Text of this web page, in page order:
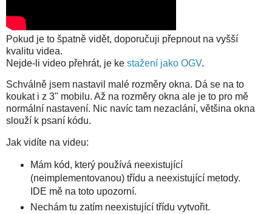
Pokud je to špatně vidět, doporučuji přepnout na vyšší
kvalitu videa.
Nejde-li video přehrát, je ke stažení jako OGV.
Schválně jsem nastavil malé rozměry okna. Dá se na to
koukat i z 3" mobilu. Až na rozměry okna ale je to pro mě
normální nastavení. Nic navíc tam nezaclání, většina okna
slouží k psaní kódu.
Jak vidíte na videu:
Mám kód, který používá neexistující
(neimplementovanou) třídu a neexistující metody.
IDE mě na toto upozorní.
Nechám tu zatím neexistující třídu vytvořit.